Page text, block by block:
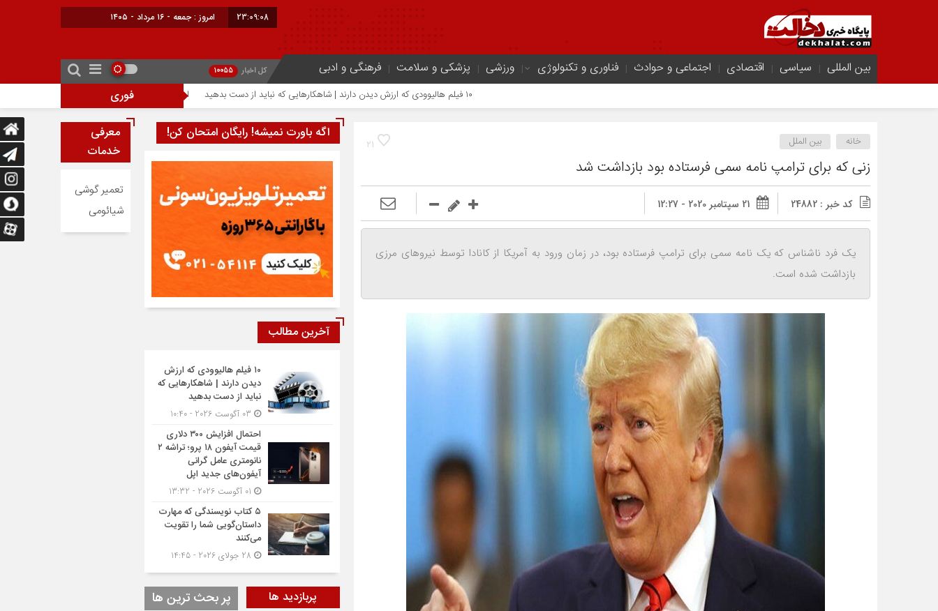
23:09:09 امروز : جمعه - ۱۶ مرداد - ۱۴۰۵
بین المللی سیاسی اقتصادی اجتماعی و حوادث فناوری و تکنولوژی ورزشی پزشکی و سلامت فرهنگی و ادبی کل اخبار 10055
فوری احتمال افزایش ۳۰۰ دلاری قیمت آیفون ۱۸ پرو؛ تراشه ۲ نانومتری عامل گرانی آیفون‌های جدید اپل
21 خانه بین الملل
زنی که برای ترامپ نامه سمی فرستاده بود بازداشت شد
کد خبر : 24882 21 سپتامبر 2020 - 12:27
یک فرد ناشناس که یک نامه سمی برای ترامپ فرستاده بود، در زمان ورود به آمریکا از کانادا توسط نیرو‌های مرزی
بازداشت شده است.
اگه باورت نمیشه! رایگان امتحان کن!
آخرین مطالب
۱۰ فیلم هالیوودی که ارزش
دیدن دارند | شاهکارهایی که
نباید از دست بدهید
احتمال افزایش ۳۰۰ دلاری
قیمت آیفون ۱۸ پرو؛ تراشه ۲
نانومتری عامل گرانی
آیفون‌های جدید اپل
۵ کتاب نویسندگی که مهارت
داستان‌گویی شما را تقویت
می‌کنند
پربازدید ها پر بحث ترین ها
معرفی
خدمات
تعمیر گوشی
شیائومی